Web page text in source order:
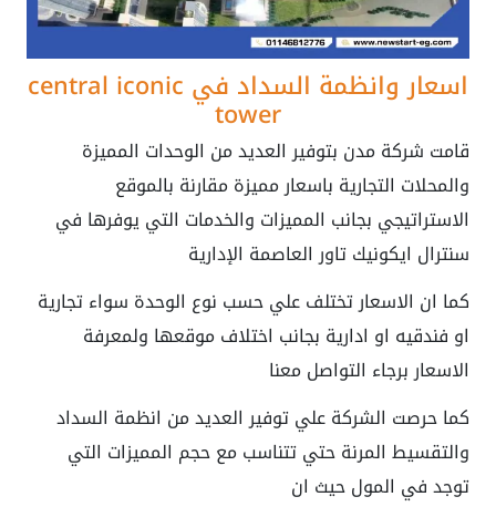
اسعار وانظمة السداد في central iconic
tower
قامت شركة مدن بتوفير العديد من الوحدات المميزة
والمحلات التجارية باسعار مميزة مقارنة بالموقع
الاستراتيجي بجانب المميزات والخدمات التي يوفرها في
سنترال ايكونيك تاور العاصمة الإدارية
كما ان الاسعار تختلف علي حسب نوع الوحدة سواء تجارية
او فندقيه او ادارية بجانب اختلاف موقعها ولمعرفة
الاسعار برجاء التواصل معنا
كما حرصت الشركة علي توفير العديد من انظمة السداد
والتقسيط المرنة حتي تتناسب مع حجم المميزات التي
توجد في المول حيث ان